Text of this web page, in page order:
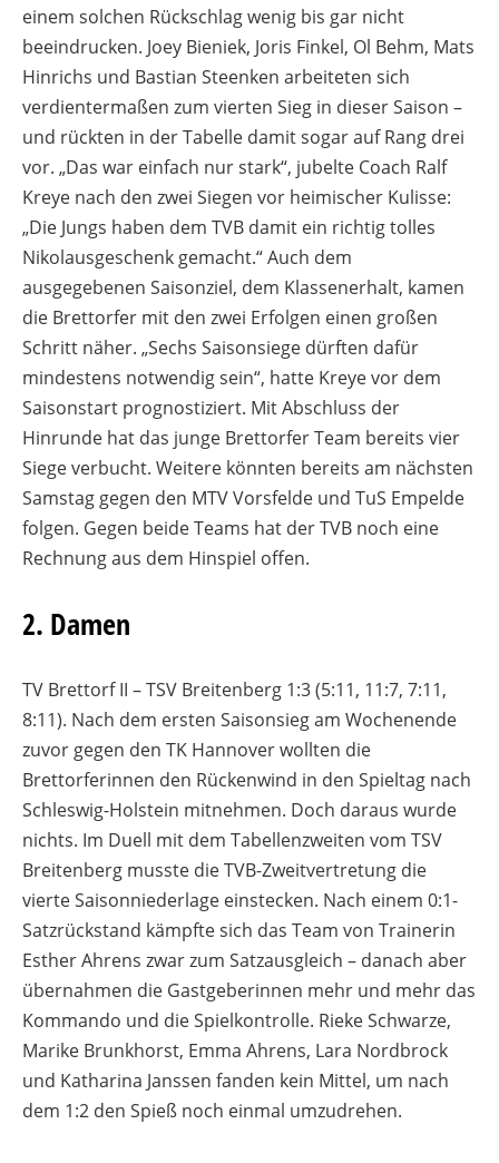
einem solchen Rückschlag wenig bis gar nicht
beeindrucken. Joey Bieniek, Joris Finkel, Ol Behm, Mats
Hinrichs und Bastian Steenken arbeiteten sich
verdientermaßen zum vierten Sieg in dieser Saison –
und rückten in der Tabelle damit sogar auf Rang drei
vor. „Das war einfach nur stark“, jubelte Coach Ralf
Kreye nach den zwei Siegen vor heimischer Kulisse:
„Die Jungs haben dem TVB damit ein richtig tolles
Nikolausgeschenk gemacht.“ Auch dem
ausgegebenen Saisonziel, dem Klassenerhalt, kamen
die Brettorfer mit den zwei Erfolgen einen großen
Schritt näher. „Sechs Saisonsiege dürften dafür
mindestens notwendig sein“, hatte Kreye vor dem
Saisonstart prognostiziert. Mit Abschluss der
Hinrunde hat das junge Brettorfer Team bereits vier
Siege verbucht. Weitere könnten bereits am nächsten
Samstag gegen den MTV Vorsfelde und TuS Empelde
folgen. Gegen beide Teams hat der TVB noch eine
Rechnung aus dem Hinspiel offen.
2. Damen
TV Brettorf II – TSV Breitenberg 1:3 (5:11, 11:7, 7:11,
8:11). Nach dem ersten Saisonsieg am Wochenende
zuvor gegen den TK Hannover wollten die
Brettorferinnen den Rückenwind in den Spieltag nach
Schleswig-Holstein mitnehmen. Doch daraus wurde
nichts. Im Duell mit dem Tabellenzweiten vom TSV
Breitenberg musste die TVB-Zweitvertretung die
vierte Saisonniederlage einstecken. Nach einem 0:1-
Satzrückstand kämpfte sich das Team von Trainerin
Esther Ahrens zwar zum Satzausgleich – danach aber
übernahmen die Gastgeberinnen mehr und mehr das
Kommando und die Spielkontrolle. Rieke Schwarze,
Marike Brunkhorst, Emma Ahrens, Lara Nordbrock
und Katharina Janssen fanden kein Mittel, um nach
dem 1:2 den Spieß noch einmal umzudrehen.